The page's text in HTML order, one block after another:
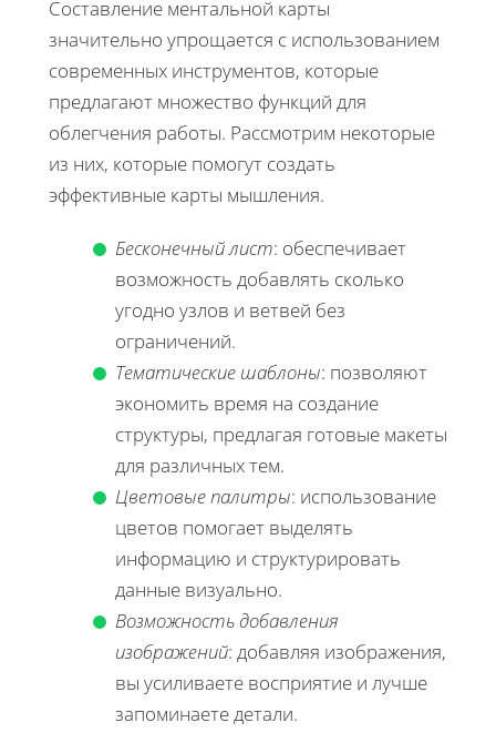
Составление ментальной карты
значительно упрощается с использованием
современных инструментов, которые
предлагают множество функций для
облегчения работы. Рассмотрим некоторые
из них, которые помогут создать
эффективные карты мышления.
Бесконечный лист: обеспечивает
возможность добавлять сколько
угодно узлов и ветвей без
ограничений.
Тематические шаблоны: позволяют
экономить время на создание
структуры, предлагая готовые макеты
для различных тем.
Цветовые палитры: использование
цветов помогает выделять
информацию и структурировать
данные визуально.
Возможность добавления
изображений: добавляя изображения,
вы усиливаете восприятие и лучше
запоминаете детали.